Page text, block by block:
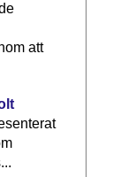
att